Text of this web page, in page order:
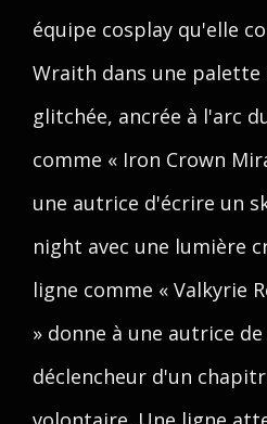
équipe cosplay qu'elle
Wraith dans une
glitchée, ancrée à l'arc
comme « Iron Crown
une autrice d'écrire un
night avec une lumière
ligne comme « Valkyrie
» donne à une autrice
déclencheur d'un